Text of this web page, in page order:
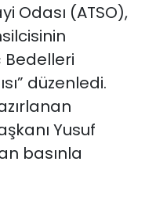
Odası (ATSO),
Bedelleri
düzenledi.
Yusuf
basınla